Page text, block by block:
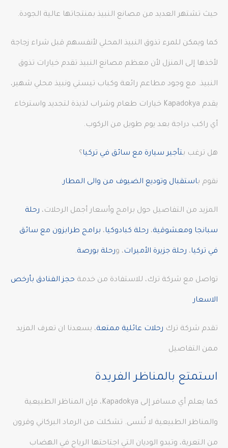
حيث تشتهر العديد من مصانع النبيذ بمنتجاتها عالية الجودة.
كما ويمكن للمرء تذوق النبيذ المحلي لأنفسهم قبل شراء زجاجة
لأخذها إلى المنزل لأن معظم مصانع النبيذ تقدم خيارات تذوق
النبيذ. مع وجود مطاعم رائعة وكباب تيستي ونبيذ محلي شهير،
يقدم Kapadokya خيارات طعام وشراب لذيذة لتجديد واسترخاء
أي راكب دراجة بعد يوم طويل من الركوب.
هل ترغب بتأجير سيارة مع سائق في تركيا ؟
نقوم باستقبال وتوديع الضيوف من والى المطار.
المزيد من التفاصيل حول برامج وأسعار أجمل الرحلات، رحلة
سبانجا ومعشوقية، رحلة كبادوكيا، برامج طرابزون مع سائق
في تركيا، رحلة جزيرة الأميرات، ورحلة بورصة.
تواصل مع شركة ترك، للاستفادة من خدمة حجز الفنادق بأرخص
الاسعار
تقدم شركة ترك رحلات عائلية ممتعة، يسعدنا ان تعرف المزيد
ممن التفاصيل
استمتع بالمناظر الفريدة
كما يعلم أي مسافر إلى Kapadokya، فإن المناظر الطبيعية
والمناظر الطبيعية لا تُنسى. تشكلت من الرماد البركاني وقرون
من التعرية، وتبدو الوديان التي اجتاحتها الرياح في الهضاب